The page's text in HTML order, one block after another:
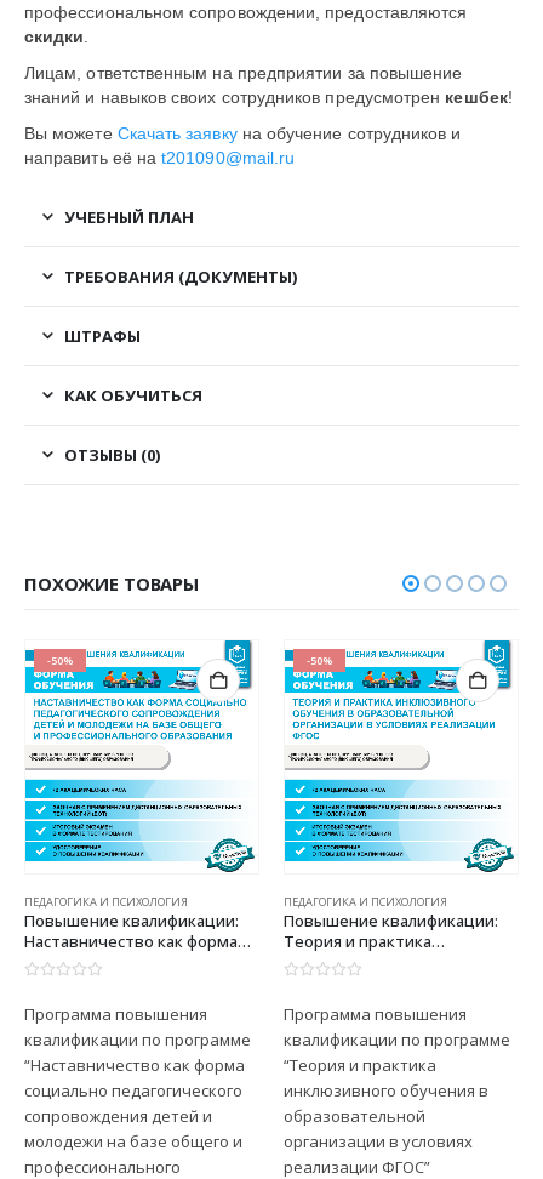
профессиональном сопровождении, предоставляются
скидки
Лицам, ответственным на предприятии за повышение
знаний и навыков своих сотрудников предусмотрен кешбек!
Вы можете Скачать заявкуна обучение сотрудников и
направить её наt201090@mail.ru
УЧЕБНЫЙ ПЛАН
ТРЕБОВАНИЯ (ДОКУМЕНТЫ)
ШТРАФЫ
КАК ОБУЧИТЬСЯ
ОТЗЫВЫ (0)
ПОХОЖИЕ ТОВАРЫ
-50%
ПЕДАГОГИКА И ПСИХОЛОГИЯ
Повышение квалификации:
Наставничество как форма
социально педагогического
сопровождения детей и
профессионального
образования
Программа повышения
квалификации по программе
“Наставничество как форма
социально педагогического
сопровождения детей и
молодежи на базе общего и
профессионального
-50%
ПЕДАГОГИКА И ПСИХОЛОГИЯ
Повышение квалификации:
Теория и практика
инклюзивного обучения в
образовательной
реализации ФГОС
Программа повышения
квалификации по программе
“Теория и практика
инклюзивного обучения в
образовательной
организации в условиях
реализации ФГОС”